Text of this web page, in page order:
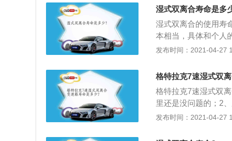
离合变速箱换挡顿挫
速箱都要比干式双离
湿式双离合寿命是多
湿式双离合的使用寿
本相当，具体和个人
合的区别在于两者不
双离合由于离合器片
来更为稳定；3、干
温甚至是烧蚀的风险
杂，制造成本高，再
个变速箱油的保质期
发布时间：2021-04-27
格特拉克7速湿式双
格特拉克7速湿式双
里还是没问题的；2
起，再通过一套自动
方式，用离合器的切
发布时间：2021-04-27